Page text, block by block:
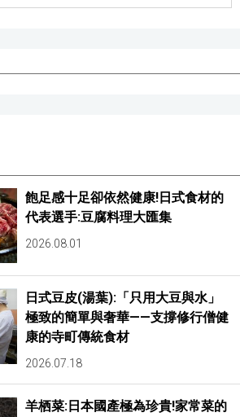
飽足感十足卻依然健康!日式食材的
代表選手:豆腐料理大匯集
2026.08.01
日式豆皮(湯葉):「只用大豆與水」
極致的簡單與奢華——支撐修行僧健
康的寺町傳統食材
2026.07.18
羊栖菜:日本國產極為珍貴!家常菜的